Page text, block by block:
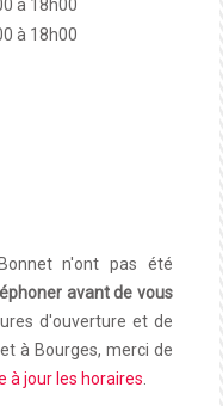
à 18h00
à 18h00
n'ont pas été
avant de vous
d'ouverture et de
à Bourges, merci de
à jour les horaires.